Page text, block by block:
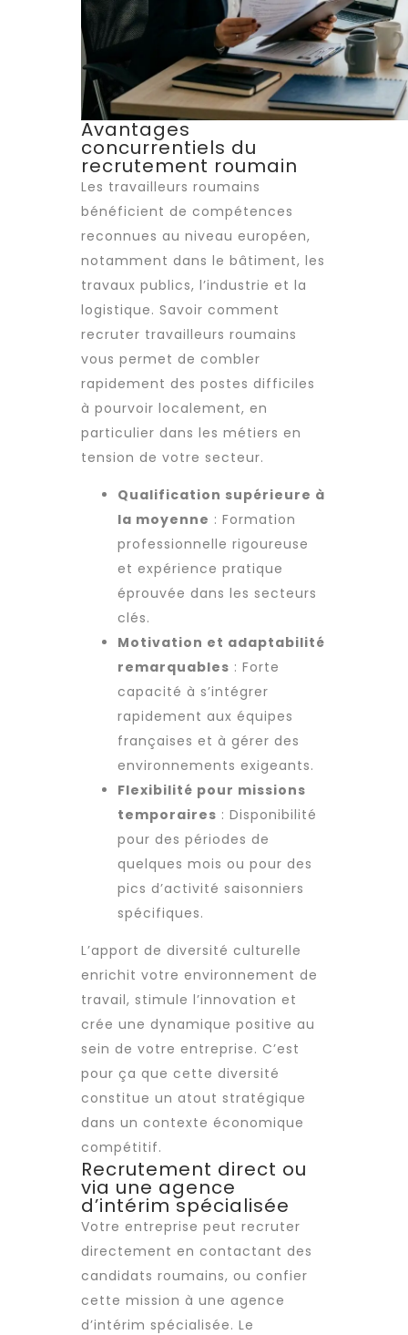
Avantages
concurrentiels du
recrutement roumain
Les travailleurs roumains
bénéficient de compétences
reconnues au niveau européen,
notamment dans le bâtiment, les
travaux publics, l’industrie et la
logistique. Savoir comment
recruter travailleurs roumains
vous permet de combler
rapidement des postes difficiles
à pourvoir localement, en
particulier dans les métiers en
tension de votre secteur.
Qualification supérieure à
la moyenne : Formation
professionnelle rigoureuse
et expérience pratique
éprouvée dans les secteurs
clés.
Motivation et adaptabilité
remarquables : Forte
capacité à s’intégrer
rapidement aux équipes
françaises et à gérer des
environnements exigeants.
Flexibilité pour missions
temporaires : Disponibilité
pour des périodes de
quelques mois ou pour des
pics d’activité saisonniers
spécifiques.
L’apport de diversité culturelle
enrichit votre environnement de
travail, stimule l’innovation et
crée une dynamique positive au
sein de votre entreprise. C’est
pour ça que cette diversité
constitue un atout stratégique
dans un contexte économique
compétitif.
Recrutement direct ou
via une agence
d’intérim spécialisée
Votre entreprise peut recruter
directement en contactant des
candidats roumains, ou confier
cette mission à une agence
d’intérim spécialisée. Le